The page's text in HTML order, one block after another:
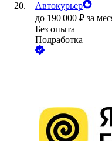
Автокурьер
до 190 000 ₽ за
Без опыта
Подработка